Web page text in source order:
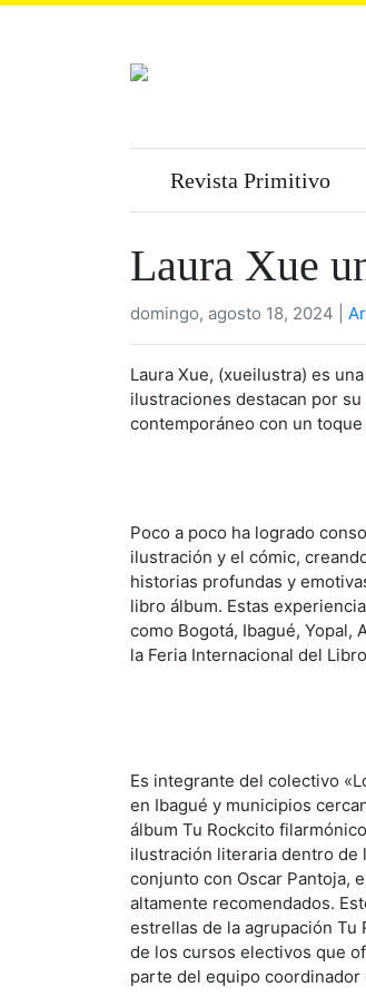
Revista Primitivo
Laura Xue
domingo, agosto 18, 2024 |
Laura Xue, (xueilustra) es
ilustraciones destacan por
contemporáneo con un
Poco a poco ha logrado
ilustración y el cómic,
historias profundas y
libro álbum. Estas
como Bogotá, Ibagué, Yopal,
la Feria Internacional del
Es integrante del colectivo
en Ibagué y municipios
álbum Tu Rockcito
ilustración literaria dentro de
conjunto con Oscar Pantoja,
altamente recomendados.
estrellas de la agrupación Tu
de los cursos electivos que
parte del equipo coordinador